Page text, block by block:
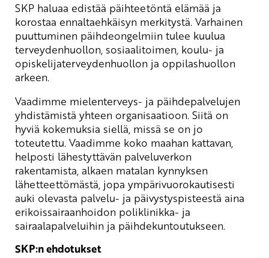
SKP haluaa edistää päihteetöntä elämää ja
korostaa ennaltaehkäisyn merkitystä. Varhainen
puuttuminen päihdeongelmiin tulee kuulua
terveydenhuollon, sosiaalitoimen, koulu- ja
opiskelijaterveydenhuollon ja oppilashuollon
arkeen.
Vaadimme mielenterveys- ja päihdepalvelujen
yhdistämistä yhteen organisaatioon. Siitä on
hyviä kokemuksia siellä, missä se on jo
toteutettu. Vaadimme koko maahan kattavan,
helposti lähestyttävän palveluverkon
rakentamista, alkaen matalan kynnyksen
lähetteettömästä, jopa ympärivuorokautisesti
auki olevasta palvelu- ja päivystyspisteestä aina
erikoissairaanhoidon poliklinikka- ja
sairaalapalveluihin ja päihdekuntoutukseen.
SKP:n ehdotukset